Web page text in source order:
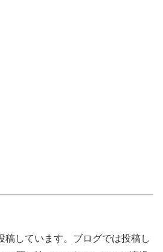
稿しています。ブログでは投稿し